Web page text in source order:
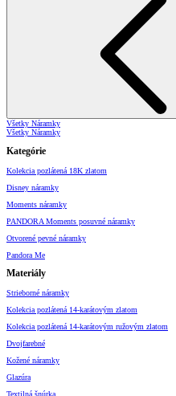
Všetky Náramky
Všetky Náramky
Kategórie
Kolekcia pozlátená 18K zlatom
Disney náramky
Moments náramky
PANDORA Moments posuvné náramky
Otvorené pevné náramky
Pandora Me
Materiály
Strieborné náramky
Kolekcia pozlátená 14-karátovým zlatom
Kolekcia pozlátená 14-karátovým ružovým zlatom
Dvojfarebné
Kožené náramky
Glazúra
Textilná šnúrka